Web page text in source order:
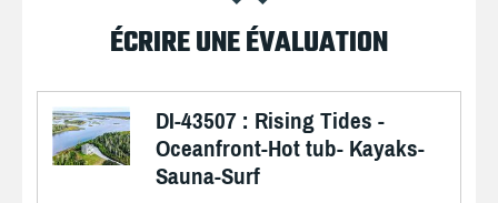
ÉCRIRE UNE ÉVALUATION
DI-43507 : Rising Tides -
Oceanfront-Hot tub- Kayaks-
Sauna-Surf